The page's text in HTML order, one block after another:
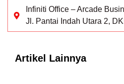
Infiniti Office – Arcade
Jl. Pantai Indah Utara 2,
Artikel Lainnya